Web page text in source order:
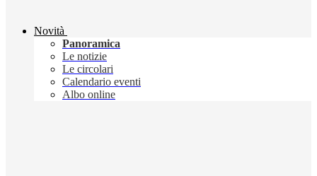
Novità
Panoramica
Le notizie
Le circolari
Calendario eventi
Albo online